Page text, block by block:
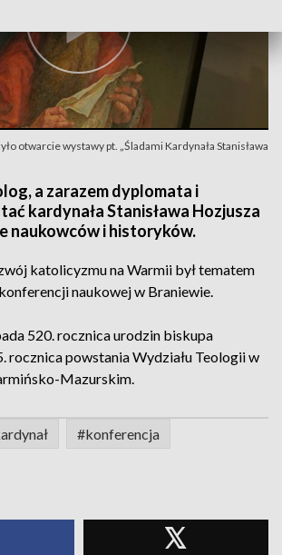
otwarcie wystawy pt. „Śladami Kardynała Stanisława
a zarazem dyplomata i
kardynała Stanisława Hozjusza
naukowców i historyków.
katolicyzmu na Warmii był tematem
naukowej w Braniewie.
520. rocznica urodzin biskupa
rocznica powstania Wydziału Teologii w
Mazurskim.
#konferencja